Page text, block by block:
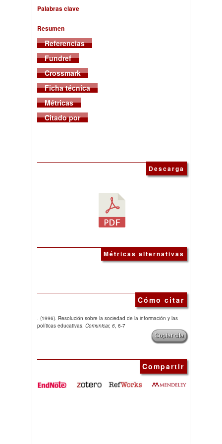
Palabras clave
Resumen
Referencias
Fundref
Crossmark
Ficha técnica
Métricas
Citado por
Descarga
Métricas alternativas
Cómo citar
. (1996). Resolución sobre la sociedad de la información y las
políticas educativas. Comunicar, 6, 6-7
Copiar cita
Compartir